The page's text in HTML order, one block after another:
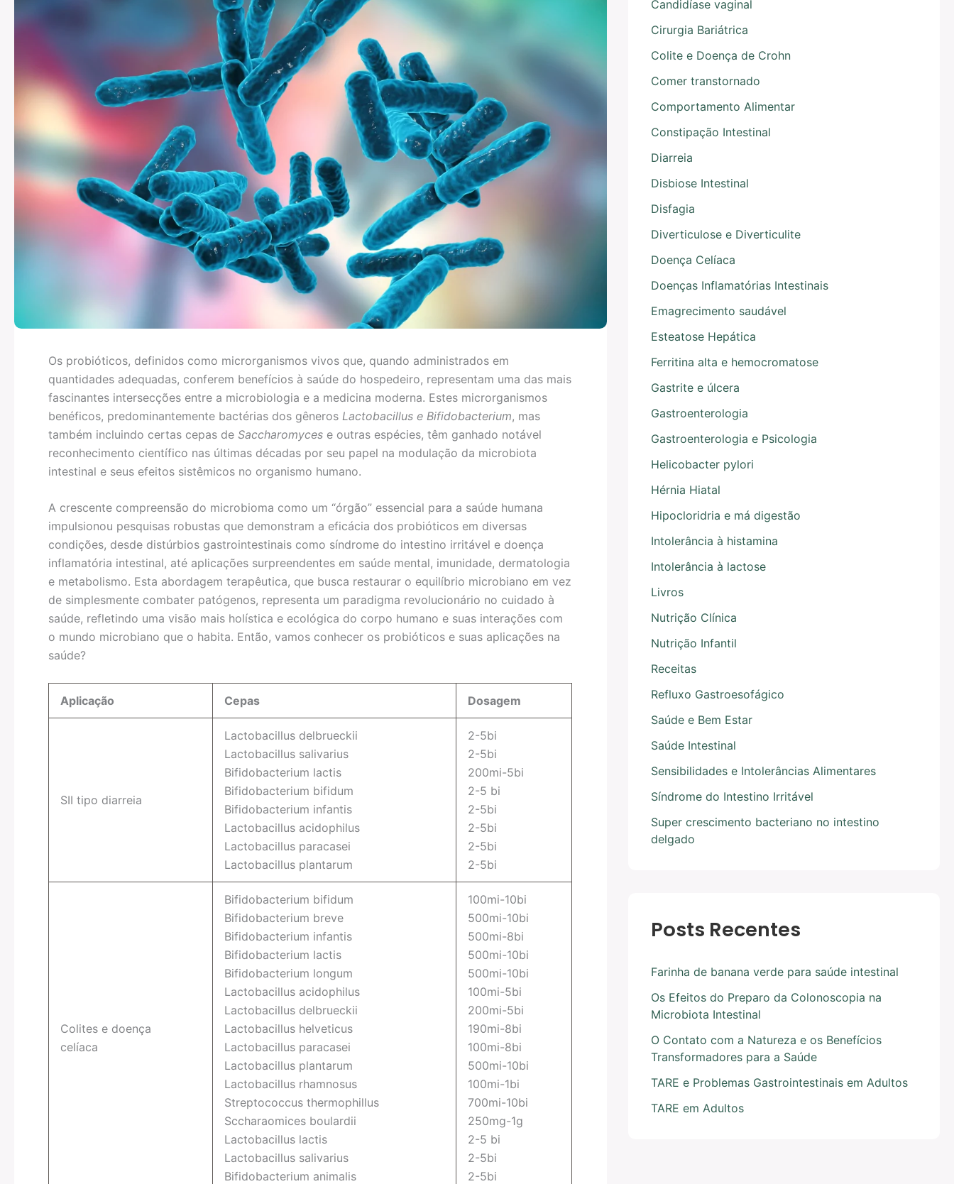
Os probióticos, definidos como microrganismos vivos que, quando administrados em
quantidades adequadas, conferem benefícios à saúde do hospedeiro, representam uma das mais
fascinantes intersecções entre a microbiologia e a medicina moderna. Estes microrganismos
benéficos, predominantemente bactérias dos gêneros Lactobacillus e Bifidobacterium, mas
também incluindo certas cepas de Saccharomyces e outras espécies, têm ganhado notável
reconhecimento científico nas últimas décadas por seu papel na modulação da microbiota
intestinal e seus efeitos sistêmicos no organismo humano.
A crescente compreensão do microbioma como um “órgão” essencial para a saúde humana
impulsionou pesquisas robustas que demonstram a eficácia dos probióticos em diversas
condições, desde distúrbios gastrointestinais como síndrome do intestino irritável e doença
inflamatória intestinal, até aplicações surpreendentes em saúde mental, imunidade, dermatologia
e metabolismo. Esta abordagem terapêutica, que busca restaurar o equilíbrio microbiano em vez
de simplesmente combater patógenos, representa um paradigma revolucionário no cuidado à
saúde, refletindo uma visão mais holística e ecológica do corpo humano e suas interações com
o mundo microbiano que o habita. Então, vamos conhecer os probióticos e suas aplicações na
saúde?
Aplicação Cepas Dosagem
SII tipo diarreia
Lactobacillus delbrueckii
Lactobacillus salivarius
Bifidobacterium lactis
Bifidobacterium bifidum
Bifidobacterium infantis
Lactobacillus acidophilus
Lactobacillus paracasei
Lactobacillus plantarum
2-5bi
2-5bi
200mi-5bi
2-5 bi
2-5bi
2-5bi
2-5bi
2-5bi
Colites e doença
celíaca
Bifidobacterium bifidum
Bifidobacterium breve
Bifidobacterium infantis
Bifidobacterium lactis
Bifidobacterium longum
Lactobacillus acidophilus
Lactobacillus delbrueckii
Lactobacillus helveticus
Lactobacillus paracasei
Lactobacillus plantarum
Lactobacillus rhamnosus
Streptococcus thermophillus
Sccharaomices boulardii
Lactobacillus lactis
Lactobacillus salivarius
Bifidobacterium animalis
100mi-10bi
500mi-10bi
500mi-8bi
500mi-10bi
500mi-10bi
100mi-5bi
200mi-5bi
190mi-8bi
100mi-8bi
500mi-10bi
100mi-1bi
700mi-10bi
250mg-1g
2-5 bi
2-5bi
2-5bi
Candidíase vaginal
Cirurgia Bariátrica
Colite e Doença de Crohn
Comer transtornado
Comportamento Alimentar
Constipação Intestinal
Diarreia
Disbiose Intestinal
Disfagia
Diverticulose e Diverticulite
Doença Celíaca
Doenças Inflamatórias Intestinais
Emagrecimento saudável
Esteatose Hepática
Ferritina alta e hemocromatose
Gastrite e úlcera
Gastroenterologia
Gastroenterologia e Psicologia
Helicobacter pylori
Hérnia Hiatal
Hipocloridria e má digestão
Intolerância à histamina
Intolerância à lactose
Livros
Nutrição Clínica
Nutrição Infantil
Receitas
Refluxo Gastroesofágico
Saúde e Bem Estar
Saúde Intestinal
Sensibilidades e Intolerâncias Alimentares
Síndrome do Intestino Irritável
Super crescimento bacteriano no intestino
delgado
Posts Recentes
Farinha de banana verde para saúde intestinal
Os Efeitos do Preparo da Colonoscopia na
Microbiota Intestinal
O Contato com a Natureza e os Benefícios
Transformadores para a Saúde
TARE e Problemas Gastrointestinais em Adultos
TARE em Adultos